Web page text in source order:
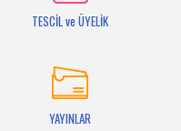
TESCİL ve ÜYELİK
YAYINLAR